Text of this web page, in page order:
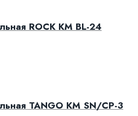
ROCK KM BL-24
TANGO KM SN/CP-3